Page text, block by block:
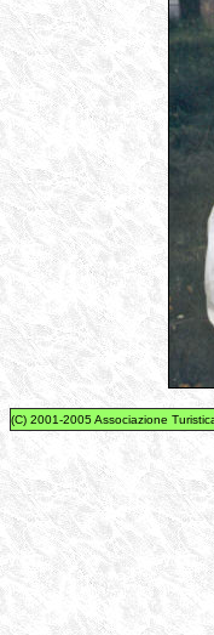
(C) 2001-2005 Associazione